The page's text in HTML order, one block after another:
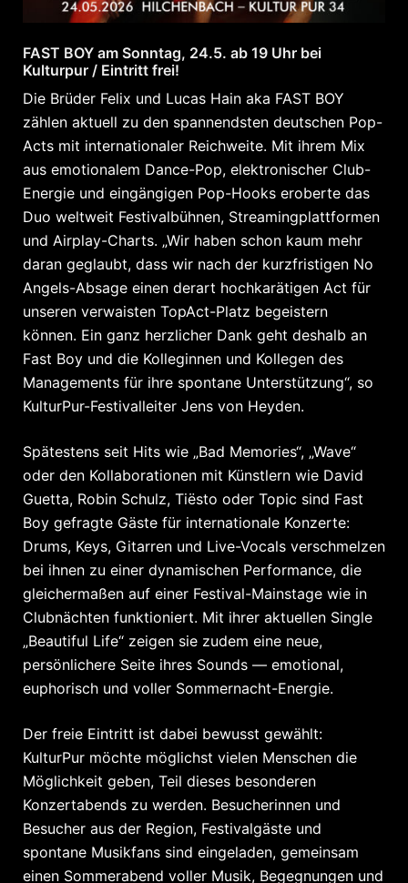
FAST BOY am Sonntag, 24.5. ab 19 Uhr bei
Kulturpur / Eintritt frei!
Die Brüder Felix und Lucas Hain aka FAST BOY
zählen aktuell zu den spannendsten deutschen Pop-
Acts mit internationaler Reichweite. Mit ihrem Mix
aus emotionalem Dance-Pop, elektronischer Club-
Energie und eingängigen Pop-Hooks eroberte das
Duo weltweit Festivalbühnen, Streamingplattformen
und Airplay-Charts. „Wir haben schon kaum mehr
daran geglaubt, dass wir nach der kurzfristigen No
Angels-Absage einen derart hochkarätigen Act für
unseren verwaisten TopAct-Platz begeistern
können. Ein ganz herzlicher Dank geht deshalb an
Fast Boy und die Kolleginnen und Kollegen des
Managements für ihre spontane Unterstützung“, so
KulturPur-Festivalleiter Jens von Heyden.
Spätestens seit Hits wie „Bad Memories“, „Wave“
oder den Kollaborationen mit Künstlern wie David
Guetta, Robin Schulz, Tiësto oder Topic sind Fast
Boy gefragte Gäste für internationale Konzerte:
Drums, Keys, Gitarren und Live-Vocals verschmelzen
bei ihnen zu einer dynamischen Performance, die
gleichermaßen auf einer Festival-Mainstage wie in
Clubnächten funktioniert. Mit ihrer aktuellen Single
„Beautiful Life“ zeigen sie zudem eine neue,
persönlichere Seite ihres Sounds — emotional,
euphorisch und voller Sommernacht-Energie.
Der freie Eintritt ist dabei bewusst gewählt:
KulturPur möchte möglichst vielen Menschen die
Möglichkeit geben, Teil dieses besonderen
Konzertabends zu werden. Besucherinnen und
Besucher aus der Region, Festivalgäste und
spontane Musikfans sind eingeladen, gemeinsam
einen Sommerabend voller Musik, Begegnungen und